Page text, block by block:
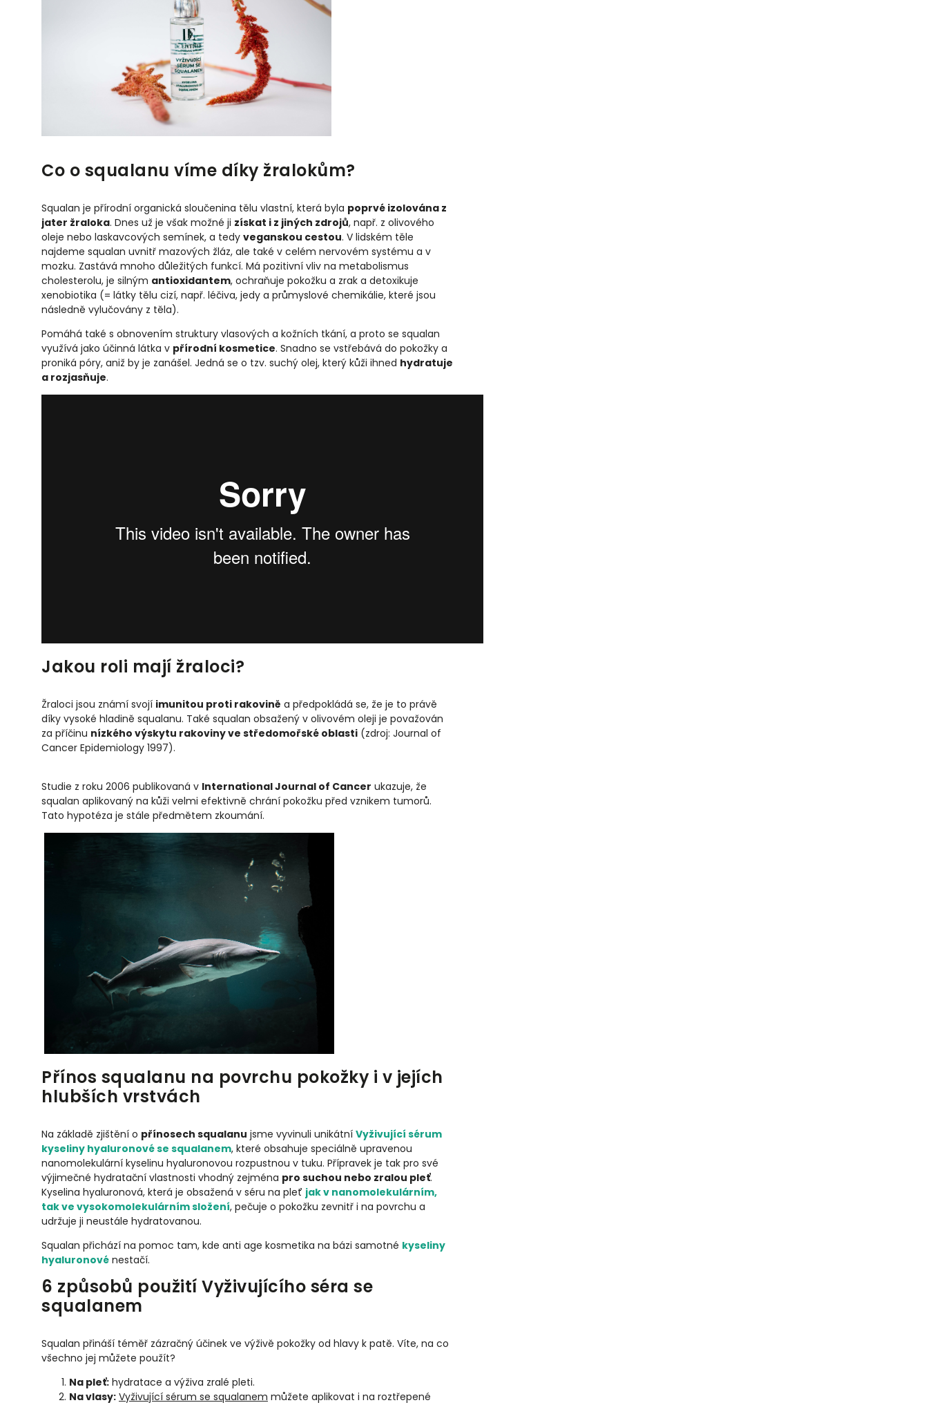
Co o squalanu víme díky žralokům?
Squalan je přírodní organická sloučenina tělu vlastní, která byla poprvé izolována z
jater žraloka. Dnes už je však možné ji získat i z jiných zdrojů, např. z olivového
oleje nebo laskavcových semínek, a tedy veganskou cestou. V lidském těle
najdeme squalan uvnitř mazových žláz, ale také v celém nervovém systému a v
mozku. Zastává mnoho důležitých funkcí. Má pozitivní vliv na metabolismus
cholesterolu, je silným antioxidantem, ochraňuje pokožku a zrak a detoxikuje
xenobiotika (= látky tělu cizí, např. léčiva, jedy a průmyslové chemikálie, které jsou
následně vylučovány z těla).
Pomáhá také s obnovením struktury vlasových a kožních tkání, a proto se squalan
využívá jako účinná látka v přírodní kosmetice. Snadno se vstřebává do pokožky a
proniká póry, aniž by je zanášel. Jedná se o tzv. suchý olej, který kůži ihned hydratuje
a rozjasňuje.
Jakou roli mají žraloci?
Žraloci jsou známí svojí imunitou proti rakovině a předpokládá se, že je to právě
díky vysoké hladině squalanu. Také squalan obsažený v olivovém oleji je považován
za příčinu nízkého výskytu rakoviny ve středomořské oblasti (zdroj: Journal of
Cancer Epidemiology 1997).
Studie z roku 2006 publikovaná v International Journal of Cancer ukazuje, že
squalan aplikovaný na kůži velmi efektivně chrání pokožku před vznikem tumorů.
Tato hypotéza je stále předmětem zkoumání.
Přínos squalanu na povrchu pokožky i v jejích
hlubších vrstvách
Na základě zjištění o přínosech squalanu jsme vyvinuli unikátní Vyživující sérum
kyseliny hyaluronové se squalanem, které obsahuje speciálně upravenou
nanomolekulární kyselinu hyaluronovou rozpustnou v tuku. Přípravek je tak pro své
výjimečné hydratační vlastnosti vhodný zejména pro suchou nebo zralou pleť.
Kyselina hyaluronová, která je obsažená v séru na pleť jak v nanomolekulárním,
tak ve vysokomolekulárním složení, pečuje o pokožku zevnitř i na povrchu a
udržuje ji neustále hydratovanou.
Squalan přichází na pomoc tam, kde anti age kosmetika na bázi samotné kyseliny
hyaluronové nestačí.
6 způsobů použití Vyživujícího séra se
squalanem
Squalan přináší téměř zázračný účinek ve výživě pokožky od hlavy k patě. Víte, na co
všechno jej můžete použít?
Na pleť: hydratace a výživa zralé pleti.
Na vlasy: Vyživující sérum se squalanem můžete aplikovat i na roztřepené